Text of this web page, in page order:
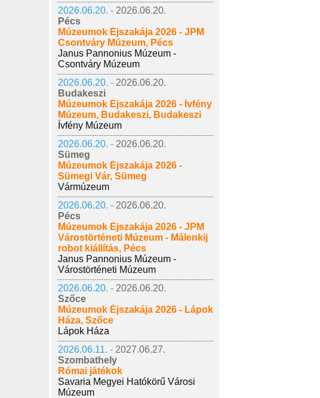
2026.06.20. - 2026.06.20.
Pécs
Múzeumok Éjszakája 2026 - JPM
Csontváry Múzeum, Pécs
Janus Pannonius Múzeum -
Csontváry Múzeum
2026.06.20. - 2026.06.20.
Budakeszi
Múzeumok Éjszakája 2026 - Ívfény
Múzeum, Budakeszi, Budakeszi
Ívfény Múzeum
2026.06.20. - 2026.06.20.
Sümeg
Múzeumok Éjszakája 2026 -
Sümegi Vár, Sümeg
Vármúzeum
2026.06.20. - 2026.06.20.
Pécs
Múzeumok Éjszakája 2026 - JPM
Várostörténeti Múzeum - Málenkij
robot kiállítás, Pécs
Janus Pannonius Múzeum -
Várostörténeti Múzeum
2026.06.20. - 2026.06.20.
Szőce
Múzeumok Éjszakája 2026 - Lápok
Háza, Szőce
Lápok Háza
2026.06.11. - 2027.06.27.
Szombathely
Római játékok
Savaria Megyei Hatókörű Városi
Múzeum